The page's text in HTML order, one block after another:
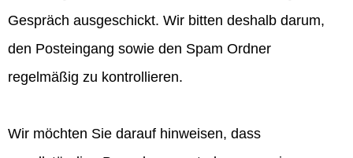
Gespräch ausgeschickt. Wir bitten deshalb darum,
den Posteingang sowie den Spam Ordner
regelmäßig zu kontrollieren.
Wir möchten Sie darauf hinweisen, dass